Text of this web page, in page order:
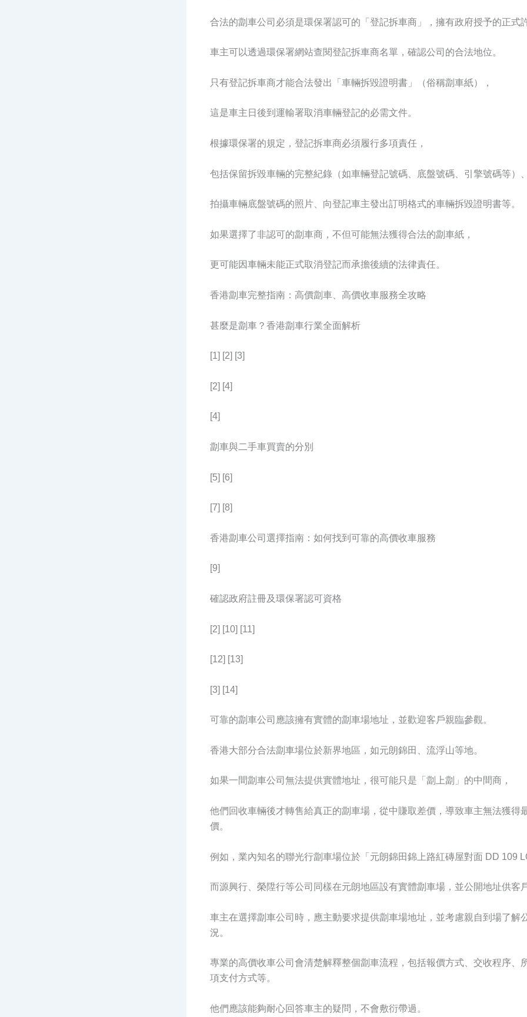
合法的劏車公司必須是環保署認可的「登記拆車商」，擁有政府授予的正式
車主可以透過環保署網站查閱登記拆車商名單，確認公司的合法地位。
只有登記拆車商才能合法發出「車輛拆毀證明書」（俗稱劏車紙），
這是車主日後到運輸署取消車輛登記的必需文件。
根據環保署的規定，登記拆車商必須履行多項責任，
包括保留拆毀車輛的完整紀錄（如車輛登記號碼、底盤號碼、引擎號碼等）、
拍攝車輛底盤號碼的照片、向登記車主發出訂明格式的車輛拆毀證明書等。
如果選擇了非認可的劏車商，不但可能無法獲得合法的劏車紙，
更可能因車輛未能正式取消登記而承擔後續的法律責任。
香港劏車完整指南：高價劏車、高價收車服務全攻略
甚麼是劏車？香港劏車行業全面解析
[1] [2] [3]
[2] [4]
[4]
劏車與二手車買賣的分別
[5] [6]
[7] [8]
香港劏車公司選擇指南：如何找到可靠的高價收車服務
[9]
確認政府註冊及環保署認可資格
[2] [10] [11]
[12] [13]
[3] [14]
可靠的劏車公司應該擁有實體的劏車場地址，並歡迎客戶親臨參觀。
香港大部分合法劏車場位於新界地區，如元朗錦田、流浮山等地。
如果一間劏車公司無法提供實體地址，很可能只是「劏上劏」的中間商，
他們回收車輛後才轉售給真正的劏車場，從中賺取差價，導致車主無法獲得
價。
例如，業內知名的聯光行劏車場位於「元朗錦田錦上路紅磚屋對面 DD 109
而源興行、榮陞行等公司同樣在元朗地區設有實體劏車場，並公開地址供客
車主在選擇劏車公司時，應主動要求提供劏車場地址，並考慮親自到場了解
況。
專業的高價收車公司會清楚解釋整個劏車流程，包括報價方式、交收程序、
項支付方式等。
他們應該能夠耐心回答車主的疑問，不會敷衍帶過。